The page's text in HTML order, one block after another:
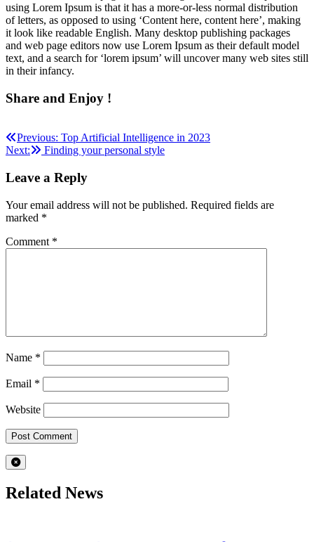
using Lorem Ipsum is that it has a more-or-less normal distribution
of letters, as opposed to using ‘Content here, content here’, making
it look like readable English. Many desktop publishing packages
and web page editors now use Lorem Ipsum as their default model
text, and a search for ‘lorem ipsum’ will uncover many web sites still
in their infancy.
Share and Enjoy !
Post
navigation
Previous: Top Artificial Intelligence in 2023
Next:
Finding your personal style
Leave a Reply
Your email address will not be published. Required fields are
marked *
Comment *
Name *
Email *
Website
Related News